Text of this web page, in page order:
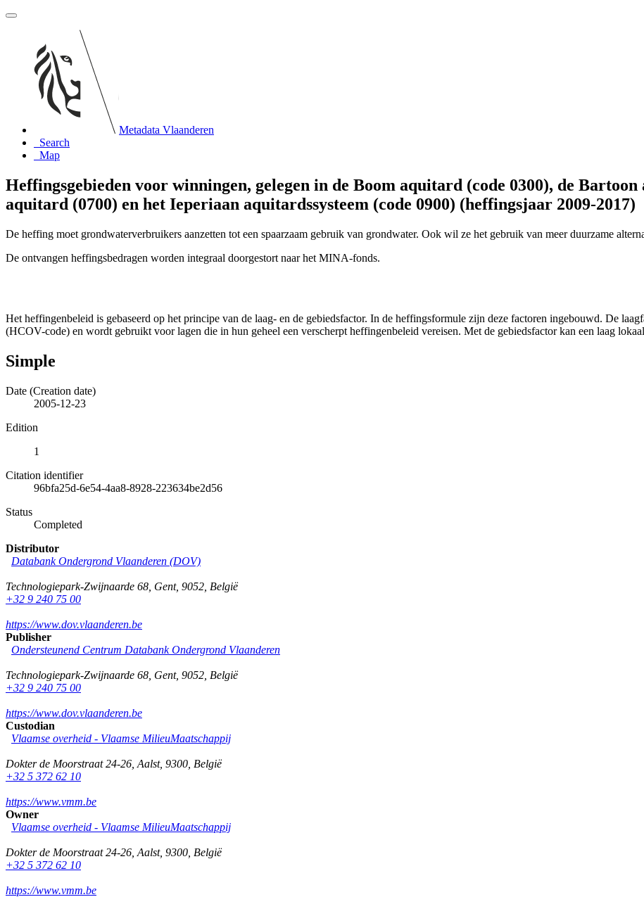
Metadata Vlaanderen
Search
Map
Heffingsgebieden voor winningen, gelegen in de Boom aquitard (code 0300), de
aquitard (0700) en het Ieperiaan aquitardssysteem (code 0900) (heffingsjaar 2009-2017)
De heffing moet grondwaterverbruikers aanzetten tot een spaarzaam gebruik van grondwater. Ook wil ze het gebruik van meer duurzame
De ontvangen heffingsbedragen worden integraal doorgestort naar het MINA-fonds.
Het heffingenbeleid is gebaseerd op het principe van de laag- en de gebiedsfactor. In de heffingsformule zijn deze factoren ingebouwd. De
(HCOV-code) en wordt gebruikt voor lagen die in hun geheel een verscherpt heffingenbeleid vereisen. Met de gebiedsfactor kan een laag
Simple
Date (Creation date)
2005-12-23
Edition
1
Citation identifier
96bfa25d-6e54-4aa8-8928-223634be2d56
Status
Completed
Distributor
Databank Ondergrond Vlaanderen (DOV)
Technologiepark-Zwijnaarde 68 Gent, 9052 België
+32 9 240 75 00
https://www.dov.vlaanderen.be
Publisher
Ondersteunend Centrum Databank Ondergrond Vlaanderen
Technologiepark-Zwijnaarde 68 Gent, 9052 België
+32 9 240 75 00
https://www.dov.vlaanderen.be
Custodian
Vlaamse overheid - Vlaamse MilieuMaatschappij
Dokter de Moorstraat 24-26 Aalst, 9300 België
+32 5 372 62 10
https://www.vmm.be
Owner
Vlaamse overheid - Vlaamse MilieuMaatschappij
Dokter de Moorstraat 24-26 Aalst, 9300 België
+32 5 372 62 10
https://www.vmm.be